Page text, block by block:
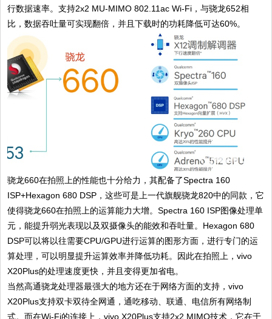
行数据速率。支持2x2 MU-MIMO 802.11ac Wi-Fi，与骁龙652相
比，数据吞吐量可实现翻倍，并且下载时的功耗降低可达60%。
骁龙660在拍照上的性能也十分给力，其配备了Spectra 160
ISP+Hexagon 680 DSP，这些可是上一代旗舰骁龙820中的同款，它
使得骁龙660在拍照上的运算能力大增。Spectra 160 ISP图像处理单
元，能提升弱光表现以及双摄像头的能效和吞吐量。Hexagon 680
DSP可以将以往需要CPU/GPU进行运算的图形方面，进行专门的运
算处理，可以明显提升运算效率并降低功耗。因此在拍照上，vivo
X20Plus的处理速度更快，并且变得更加省电。
当然高通骁龙处理器最强大的地方还在于网络方面的支持，vivo
X20Plus支持双卡双待全网通，通吃移动、联通、电信所有网络制
式。而在Wi-Fi的连接上，vivo X20Plus支持2x2 MIMO技术，它在于